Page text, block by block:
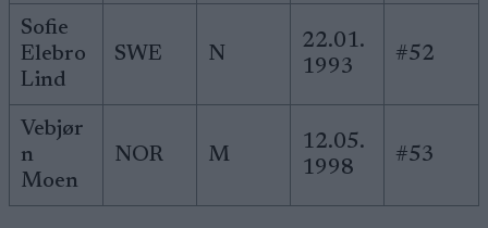
Sofie
Elebro
Lind
SWE N
22.01.
1993
#52
Vebjør
n
Moen
NOR M
12.05.
1998
#53